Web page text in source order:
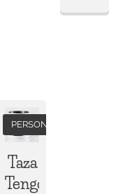
Taza
Tengo
PERSONALIZADA